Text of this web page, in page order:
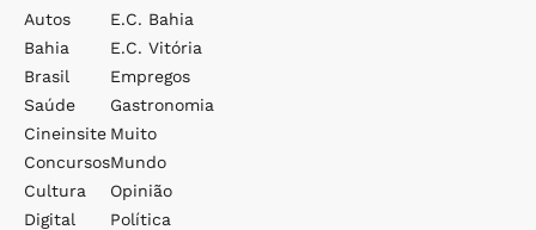
Autos
Bahia
Brasil
Saúde
Cineinsite
Concursos
Cultura
Digital
E.c. Bahia
E.c. Vitória
Empregos
Gastronomia
Muito
Mundo
Opinião
Política